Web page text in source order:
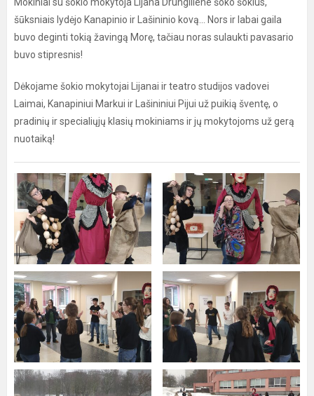
šūksniais lydėjo Kanapinio ir Lašininio kovą... Nors ir labai gaila
buvo deginti tokią žavingą Morę, tačiau noras sulaukti pavasario
buvo stipresnis!
Dėkojame šokio mokytojai Lijanai ir teatro studijos vadovei
Laimai, Kanapiniui Markui ir Lašininiui Pijui už puikią šventę, o
pradinių ir specialiųjų klasių mokiniams ir jų mokytojoms už gerą
nuotaiką!